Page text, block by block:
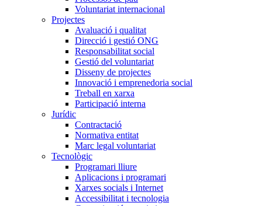
Voluntariat internacional
Projectes
Avaluació i qualitat
Direcció i gestió ONG
Responsabilitat social
Gestió del voluntariat
Disseny de projectes
Innovació i emprenedoria social
Treball en xarxa
Participació interna
Jurídic
Contractació
Normativa entitat
Marc legal voluntariat
Tecnològic
Programari lliure
Aplicacions i programari
Xarxes socials i Internet
Accessibilitat i tecnologia